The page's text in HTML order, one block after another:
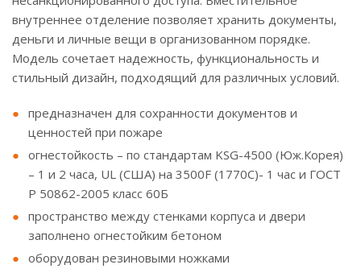
внутреннее отделение позволяет хранить документы,
деньги и личные вещи в организованном порядке.
Модель сочетает надежность, функциональность и
стильный дизайн, подходящий для различных условий.
предназначен для сохранности документов и
ценностей при пожаре
огнестойкость – по стандартам KSG-4500 (Юж.Корея)
– 1 и 2 часа, UL (США) на 3500F (1770C)- 1 час и ГОСТ
Р 50862-2005 класс 60Б
пространство между стенками корпуса и двери
заполнено огнестойким бетоном
оборудован резиновыми ножками